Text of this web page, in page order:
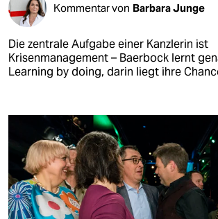
Kommentar von Barbara Junge
Die zentrale Aufgabe einer Kanzlerin ist
Krisenmanagement – Baerbock lernt
Learning by doing, darin liegt ihre